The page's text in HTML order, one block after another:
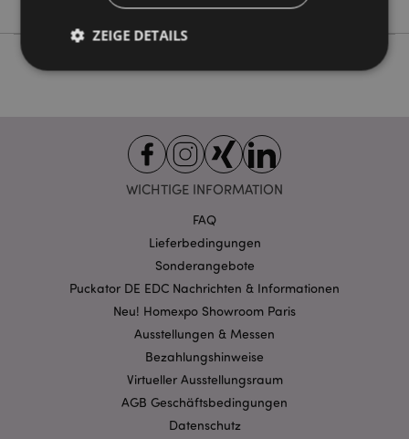
WICHTIGE INFORMATION
FAQ
Lieferbedingungen
Sonderangebote
Puckator DE EDC Nachrichten & Informationen
Neu! Homexpo Showroom Paris
Ausstellungen & Messen
Bezahlungshinweise
Virtueller Ausstellungsraum
AGB Geschäftsbedingungen
Datenschutz
ZEIGE DETAILS
Ausrichten
Funktions
Streng-notwendige-Cookies ermöglichen
Kernfunktionen der Website wie die
Benutzeranmeldung und die Kontoverwaltung.
Website nicht richtig genutzt werden.
CookieScriptConsent
CookieScript
.puckator.de